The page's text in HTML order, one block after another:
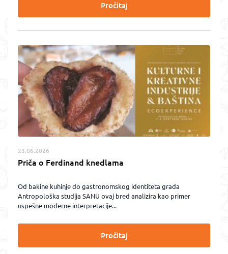
Pročitaj
23.06.2026
Priča o Ferdinand knedlama
Od bakine kuhinje do gastronomskog identiteta grada
Antropološka studija SANU ovaj bred analizira kao primer
uspešne moderne interpretacije...
Pročitaj